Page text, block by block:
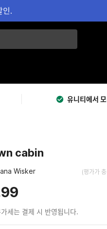
인.
유니티에서
cabin
Wisker (평가가
세는 결제 시 반영됩니다.